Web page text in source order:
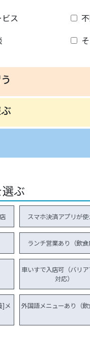
ス
ぶ
スマホ決済アプリが使
ランチ営業あり（飲食
車いすで入店可（バリア
対応）
]メ
外国語メニューあり（飲